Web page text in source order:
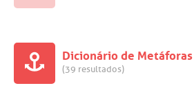
Dicionário de Metáforas
(39 resultados)